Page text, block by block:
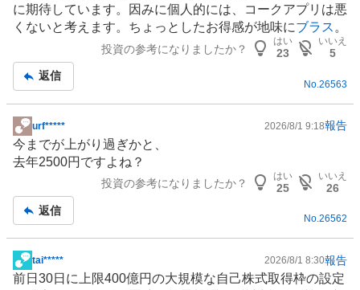
に期待しています。因みに個人的には、コークアプリは悪
くないと考えます。ちょっとしたお得感が地味にブラス 。
投資の参考になりましたか？
はい
23
いいえ
5
返信
No. 26563
掲
示
板
urf***** 2026/8/1 9:18報告
今までが上がり過ぎかと、
去年2500円ですよね？
投資の参考になりましたか？
はい
25
いいえ
26
返信
No.26562
掲
示
tai***** 2026/8/1 8:30報告
前日30日に上限400億円の大規模な自己株式取得枠の設定